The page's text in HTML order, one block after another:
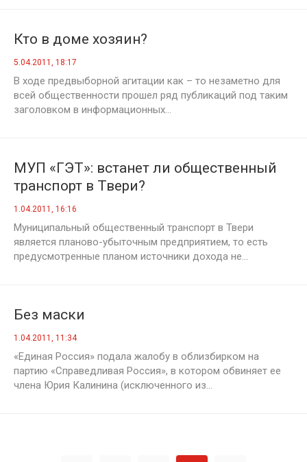
Кто в доме хозяин?
5.04.2011, 18:17
В ходе предвыборной агитации как – то незаметно для
всей общественности прошел ряд публикаций под таким
заголовком в информационных...
МУП «ГЭТ»: встанет ли общественный
транспорт в Твери?
1.04.2011, 16:16
Муниципальный общественный транспорт в Твери
является планово-убыточным предприятием, то есть
предусмотренные планом источники дохода не...
Без маски
1.04.2011, 11:34
«Единая Россия» подала жалобу в облизбирком на
партию «Справедливая Россия», в котором обвиняет ее
члена Юрия Калинина (исключенного из...